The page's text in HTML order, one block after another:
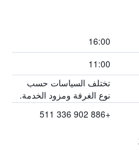
16:00
11:00
تختلف السياسات حسب
نوع الغرفة ومزود الخدمة.
+886 902 336 511